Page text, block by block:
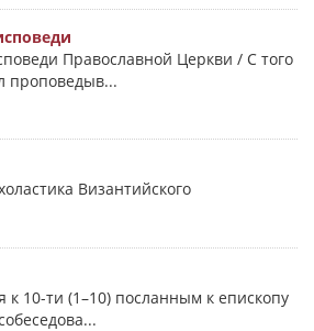
Православной Церкви / С того
проповедыв...
Византийского
к 10-ти (1–10) посланным к епископу